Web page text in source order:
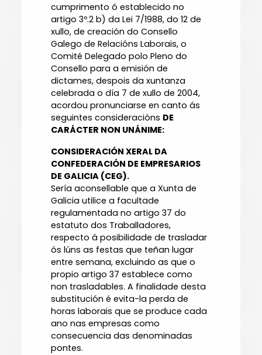
cumprimento ó establecido no
artigo 3º.2 b) da Lei 7/1988, do 12 de
xullo, de creación do Consello
Galego de Relacións Laborais, o
Comité Delegado polo Pleno do
Consello para a emisión de
dictames, despois da xuntanza
celebrada o día 7 de xullo de 2004,
acordou pronunciarse en canto ás
seguintes consideracións DE
CARÁCTER NON UNÁNIME:
CONSIDERACIÓN XERAL DA
CONFEDERACIÓN DE EMPRESARIOS
DE GALICIA (CEG).
Sería aconsellable que a Xunta de
Galicia utilice a facultade
regulamentada no artigo 37 do
estatuto dos Traballadores,
respecto á posibilidade de trasladar
ós lúns as festas que teñan lugar
entre semana, excluindo as que o
propio artigo 37 establece como
non trasladables. A finalidade desta
substitución é evita-la perda de
horas laborais que se produce cada
ano nas empresas como
consecuencia das denominadas
pontes.